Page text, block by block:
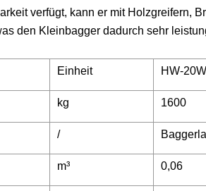
verfügt, kann er mit Holzgreifern,
den Kleinbagger dadurch sehr
Einheit HW-20W
kg 1600
/
m³ 0,06